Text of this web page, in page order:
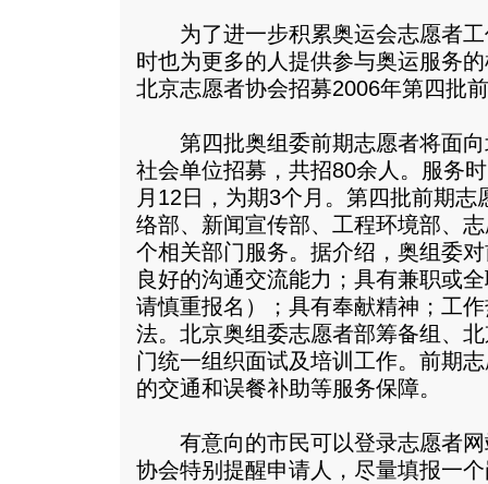
为了进一步积累奥运会志愿者工
时也为更多的人提供参与奥运服务
北京志愿者协会招募2006年第四批
第四批奥组委前期志愿者将面向
社会单位招募，共招80余人。服务
月12日，为期3个月。第四批前期
络部、新闻宣传部、工程环境部、
个相关部门服务。据介绍，奥组委
良好的沟通交流能力；具有兼职或
请慎重报名）；具有奉献精神；工
法。北京奥组委志愿者部筹备组、
门统一组织面试及培训工作。前期
的交通和误餐补助等服务保障。
有意向的市民可以登录志愿者网
协会特别提醒申请人，尽量填报一